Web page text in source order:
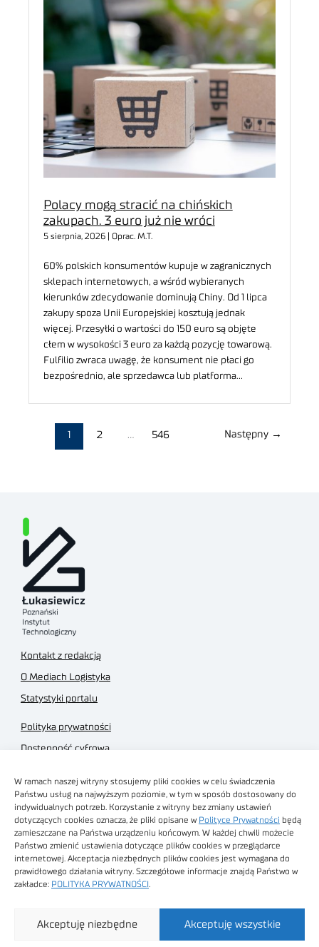
W ramach naszej witryny stosujemy pliki cookies w celu świadczenia
Państwu usług na najwyższym poziomie, w tym w sposób dostosowany do
indywidualnych potrzeb. Korzystanie z witryny bez zmiany ustawień
dotyczących cookies oznacza, że pliki opisane w Polityce Prywatności będą
zamieszczane na Państwa urządzeniu końcowym. W każdej chwili możecie
Państwo zmienić ustawienia dotyczące plików cookies w przeglądarce
internetowej. Akceptacja niezbędnych plików cookies jest wymagana do
prawidłowego działania witryny. Szczegółowe informacje znajdą Państwo w
zakładce: POLITYKA PRYWATNOŚCI
Akceptuję wszystkie
Akceptuję niezbędne
Polacy mogą stracić na chińskich
zakupach. 3 euro już nie wróci
5 sierpnia, 2026 | Oprac. M.T.
60% polskich konsumentów kupuje w zagranicznych
sklepach internetowych, a wśród wybieranych
kierunków zdecydowanie dominują Chiny. Od 1 lipca
zakupy spoza Unii Europejskiej kosztują jednak
więcej. Przesyłki o wartości do 150 euro są objęte
cłem w wysokości 3 euro za każdą pozycję towarową.
Fulfilio zwraca uwagę, że konsument nie płaci go
bezpośrednio, ale sprzedawca lub platforma…
1 2 … 546 Następny →
Kontakt z redakcją
O Mediach Logistyka
Statystyki portalu
Polityka prywatności
Dostępność cyfrowa
Regulamin sklepu
Obrazy stockowe
autorstwa
Technologiczny